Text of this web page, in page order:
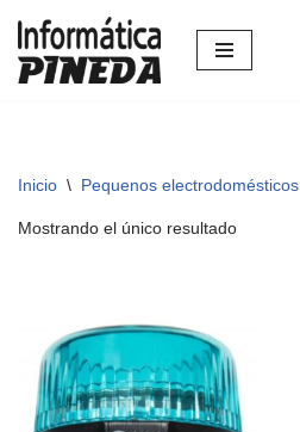
Saltar
Inicio \ Pequenos electrodomésticos
Mostrando el único resultado